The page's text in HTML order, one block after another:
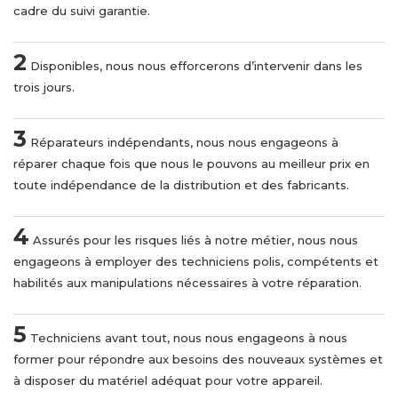
cadre du suivi garantie.
2 Disponibles, nous nous efforcerons d’intervenir dans les
trois jours.
3 Réparateurs indépendants, nous nous engageons à
réparer chaque fois que nous le pouvons au meilleur prix en
toute indépendance de la distribution et des fabricants.
4 Assurés pour les risques liés à notre métier, nous nous
engageons à employer des techniciens polis, compétents et
habilités aux manipulations nécessaires à votre réparation.
5 Techniciens avant tout, nous nous engageons à nous
former pour répondre aux besoins des nouveaux systèmes et
à disposer du matériel adéquat pour votre appareil.